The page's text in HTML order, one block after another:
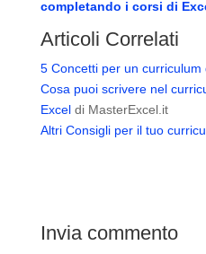
completando i corsi di
Articoli Correlati
5 Concetti per un curriculum
Cosa puoi scrivere nel
Exceldi MasterExcel.it
Altri Consigli per il tuo
Invia commento